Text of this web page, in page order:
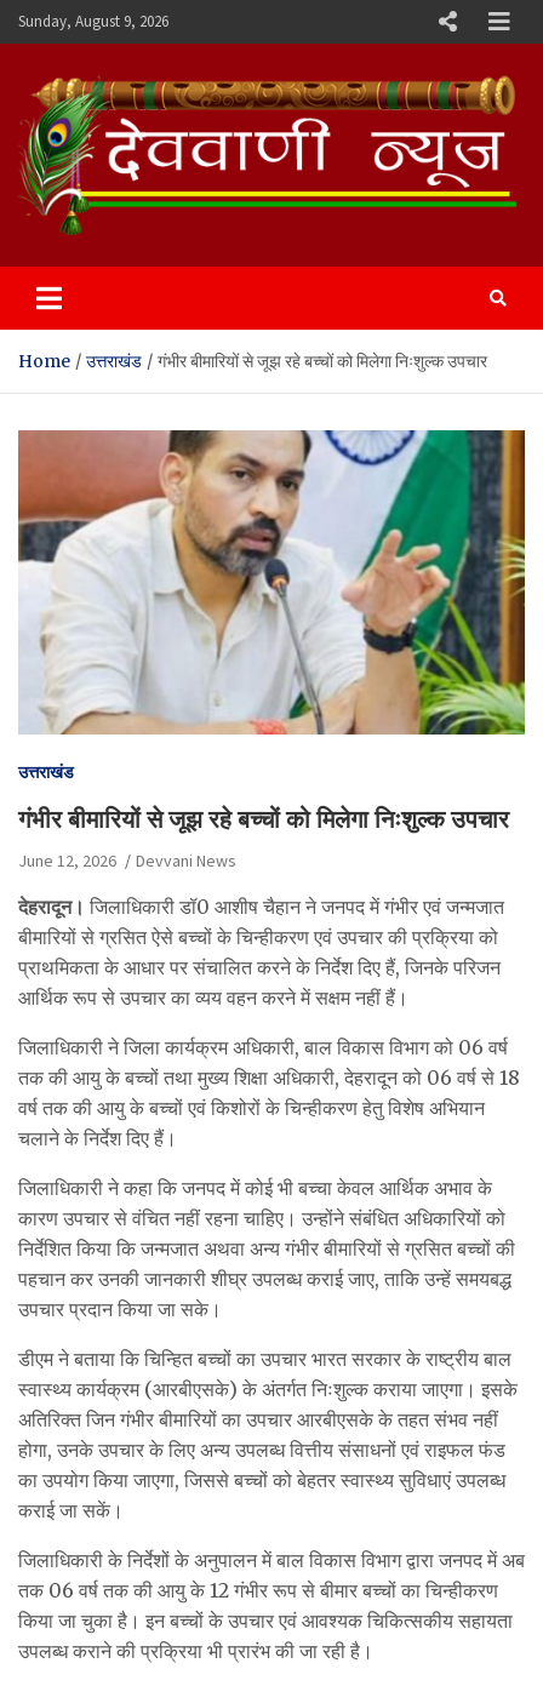
Skip
to
Sunday, August 9, 2026
Devvani News Portal
Home उत्तराखंड गंभीर बीमारियों से जूझ रहे बच्चों को मिलेगा निःशुल्क उपचार
उत्तराखंड
गंभीर बीमारियों से जूझ रहे बच्चों को मिलेगा निःशुल्क उपचार
June 12, 2026 Devvani News
देहरादून। जिलाधिकारी डॉ0 आशीष चैहान ने जनपद में गंभीर एवं जन्मजात
बीमारियों से ग्रसित ऐसे बच्चों के चिन्हीकरण एवं उपचार की प्रक्रिया को
प्राथमिकता के आधार पर संचालित करने के निर्देश दिए हैं, जिनके परिजन
आर्थिक रूप से उपचार का व्यय वहन करने में सक्षम नहीं हैं।
जिलाधिकारी ने जिला कार्यक्रम अधिकारी, बाल विकास विभाग को 06 वर्ष
तक की आयु के बच्चों तथा मुख्य शिक्षा अधिकारी, देहरादून को 06 वर्ष से 18
वर्ष तक की आयु के बच्चों एवं किशोरों के चिन्हीकरण हेतु विशेष अभियान
चलाने के निर्देश दिए हैं।
जिलाधिकारी ने कहा कि जनपद में कोई भी बच्चा केवल आर्थिक अभाव के
कारण उपचार से वंचित नहीं रहना चाहिए। उन्होंने संबंधित अधिकारियों को
निर्देशित किया कि जन्मजात अथवा अन्य गंभीर बीमारियों से ग्रसित बच्चों की
पहचान कर उनकी जानकारी शीघ्र उपलब्ध कराई जाए, ताकि उन्हें समयबद्ध
उपचार प्रदान किया जा सके।
डीएम ने बताया कि चिन्हित बच्चों का उपचार भारत सरकार के राष्ट्रीय बाल
स्वास्थ्य कार्यक्रम (आरबीएसके) के अंतर्गत निःशुल्क कराया जाएगा। इसके
अतिरिक्त जिन गंभीर बीमारियों का उपचार आरबीएसके के तहत संभव नहीं
होगा, उनके उपचार के लिए अन्य उपलब्ध वित्तीय संसाधनों एवं राइफल फंड
का उपयोग किया जाएगा, जिससे बच्चों को बेहतर स्वास्थ्य सुविधाएं उपलब्ध
कराई जा सकें।
जिलाधिकारी के निर्देशों के अनुपालन में बाल विकास विभाग द्वारा जनपद में अब
तक 06 वर्ष तक की आयु के 12 गंभीर रूप से बीमार बच्चों का चिन्हीकरण
किया जा चुका है। इन बच्चों के उपचार एवं आवश्यक चिकित्सकीय सहायता
उपलब्ध कराने की प्रक्रिया भी प्रारंभ की जा रही है।